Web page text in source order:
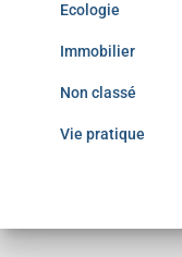
Ecologie
Immobilier
Non classé
Vie pratique